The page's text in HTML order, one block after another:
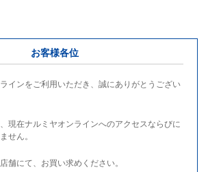
お客様各位
インをご利用いただき、誠にありがとうござい
現在ナルミヤオンラインへのアクセスならびに
せん。
舗にて、お買い求めください。